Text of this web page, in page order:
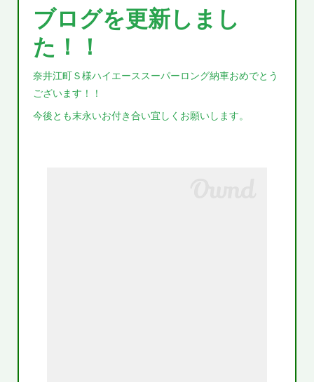
ブログを更新しまし
た！！
奈井江町Ｓ様ハイエーススーパーロング納車おめでとう
ございます！！
今後とも末永いお付き合い宜しくお願いします。